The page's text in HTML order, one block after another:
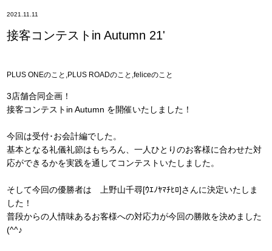
2021.11.11
接客コンテストin Autumn 21'
PLUS ONEのこと,PLUS ROADのこと,feliceのこと
3店舗合同企画！
接客コンテストin Autumn を開催いたしました！
今回は受付･お会計編でした。
基本となる礼儀礼節はもちろん、一人ひとりのお客様に合わせた対
応ができるかを実践を通してコンテストいたしました。
そして今回の優勝者は 上野山千尋[ｳｴﾉﾔﾏﾁﾋﾛ]さんに決定いたしま
した！
普段からの人情味あるお客様への対応力が今回の勝敗を決めました
(^^♪